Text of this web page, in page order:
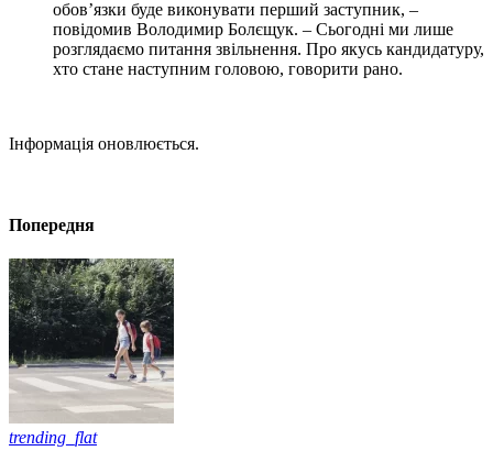
обов’язки буде виконувати перший заступник, –
повідомив Володимир Болєщук. – Сьогодні ми лише
розглядаємо питання звільнення. Про якусь кандидатуру,
хто стане наступним головою, говорити рано.
Інформація оновлюється.
Попередня
trending_flat